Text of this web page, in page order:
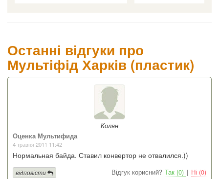
Останні відгуки про
Мультіфід Харків (пластик)
Колян
Оценка Мультифида
4 травня 2011 11:42
Нормальная байда. Ставил конвертор не отвалился.))
Відгук корисний? Так (0) | Ні (0)
відповісти